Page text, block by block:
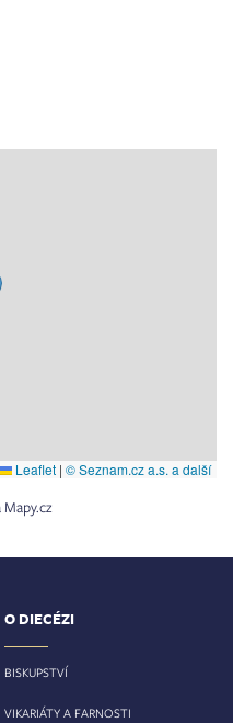
Leaflet | © Seznam.cz a.s. a další
O DIECÉZI
BISKUPSTVÍ
VIKARIÁTY A FARNOSTI